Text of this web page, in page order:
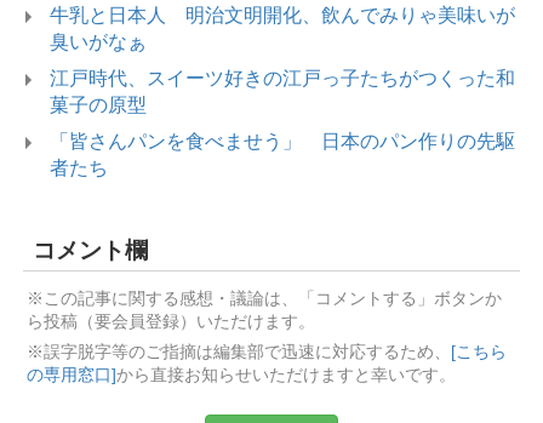
牛乳と日本人 明治文明開化、飲んでみりゃ美味いが
臭いがなぁ
江戸時代、スイーツ好きの江戸っ子たちがつくった和
菓子の原型
「皆さんパンを食べませう」 日本のパン作りの先駆
者たち
コメント欄
※この記事に関する感想・議論は、「コメントする」ボタンか
ら投稿（要会員登録）いただけます。
※誤字脱字等のご指摘は編集部で迅速に対応するため、
[こちら
の専用窓口]から直接お知らせいただけますと幸いです。